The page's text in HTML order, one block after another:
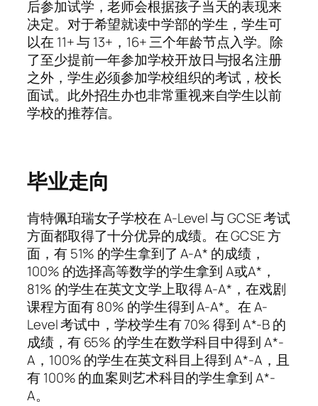
后参加试学，老师会根据孩子当天的表现来
决定。对于希望就读中学部的学生，学生可
以在 11+ 与 13+，16+ 三个年龄节点入学。除
了至少提前一年参加学校开放日与报名注册
之外，学生必须参加学校组织的考试，校长
面试。此外招生办也非常重视来自学生以前
学校的推荐信。
毕业走向
肯特佩珀瑞女子学校在 A-Level 与 GCSE 考试
方面都取得了十分优异的成绩。在 GCSE 方
面，有 51% 的学生拿到了 A-A* 的成绩，
100% 的选择高等数学的学生拿到 A或A*，
81% 的学生在英文文学上取得 A-A*，在戏剧
课程方面有 80% 的学生得到 A-A*。在 A-
Level 考试中，学校学生有 70% 得到 A*-B 的
成绩，有 65% 的学生在数学科目中得到 A*-
A，100% 的学生在英文科目上得到 A*-A，且
有 100% 的血案则艺术科目的学生拿到 A*-
A。